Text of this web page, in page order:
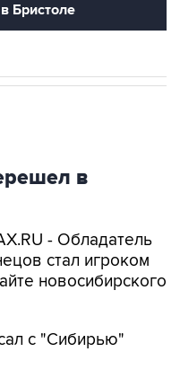
Бристоле
в
- Обладатель
стал игроком
новосибирского
с "Сибирью"